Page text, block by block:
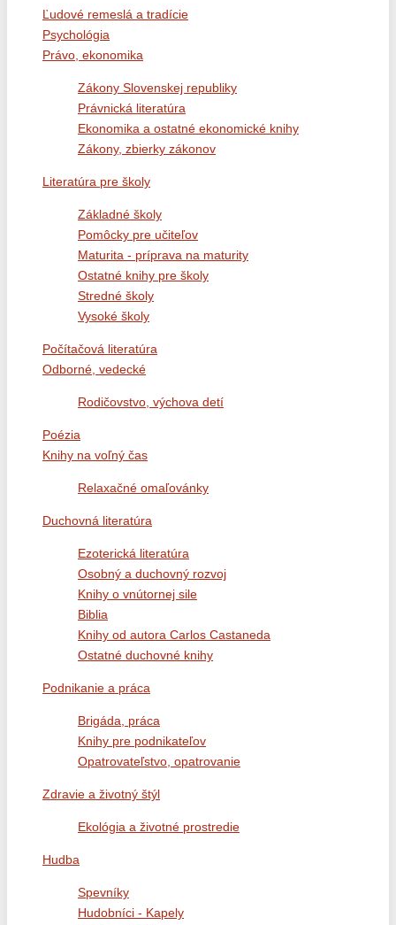
Ľudové remeslá a tradície
Psychológia
Právo, ekonomika
Zákony Slovenskej republiky
Právnická literatúra
Ekonomika a ostatné ekonomické knihy
Zákony, zbierky zákonov
Literatúra pre školy
Základné školy
Pomôcky pre učiteľov
Maturita - príprava na maturity
Ostatné knihy pre školy
Stredné školy
Vysoké školy
Počítačová literatúra
Odborné, vedecké
Rodičovstvo, výchova detí
Poézia
Knihy na voľný čas
Relaxačné omaľovánky
Duchovná literatúra
Ezoterická literatúra
Osobný a duchovný rozvoj
Knihy o vnútornej sile
Biblia
Knihy od autora Carlos Castaneda
Ostatné duchovné knihy
Podnikanie a práca
Brigáda, práca
Knihy pre podnikateľov
Opatrovateľstvo, opatrovanie
Zdravie a životný štýl
Ekológia a životné prostredie
Hudba
Spevníky
Hudobníci - Kapely